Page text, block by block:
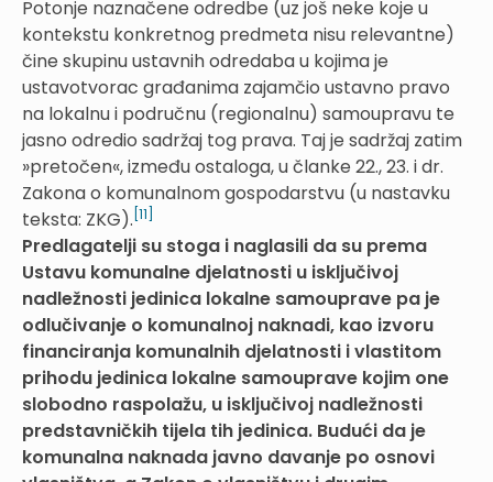
Potonje naznačene odredbe (uz još neke koje u
kontekstu konkretnog predmeta nisu relevantne)
čine skupinu ustavnih odredaba u kojima je
ustavotvorac građanima zajamčio ustavno pravo
na lokalnu i područnu (regionalnu) samoupravu te
jasno odredio sadržaj tog prava. Taj je sadržaj zatim
»pretočen«, između ostaloga, u članke 22., 23. i dr.
Zakona o komunalnom gospodarstvu (u nastavku
teksta: ZKG). [11]
Predlagatelji su stoga i naglasili da su prema
Ustavu komunalne djelatnosti u isključivoj
nadležnosti jedinica lokalne samouprave pa je
odlučivanje o komunalnoj naknadi, kao izvoru
financiranja komunalnih djelatnosti i vlastitom
prihodu jedinica lokalne samouprave kojim one
slobodno raspolažu, u isključivoj nadležnosti
predstavničkih tijela tih jedinica. Budući da je
komunalna naknada javno davanje po osnovi